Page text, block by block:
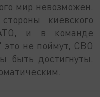
мир невозможен.
киевского
и в команде
это не поймут, СВО
быть достигнуты.